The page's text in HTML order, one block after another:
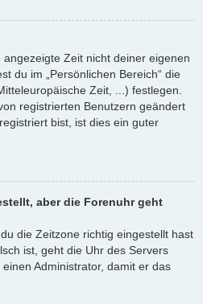
Zeit nicht deiner eigenen
du im „Persönlichen Bereich“ die
Zeit, ...) festlegen.
registrierten Benutzern geändert
bist, ist dies ein guter
aber die Forenuhr geht
die Zeitzone richtig eingestellt hast
ist, geht die Uhr des Servers
Administrator, damit er das